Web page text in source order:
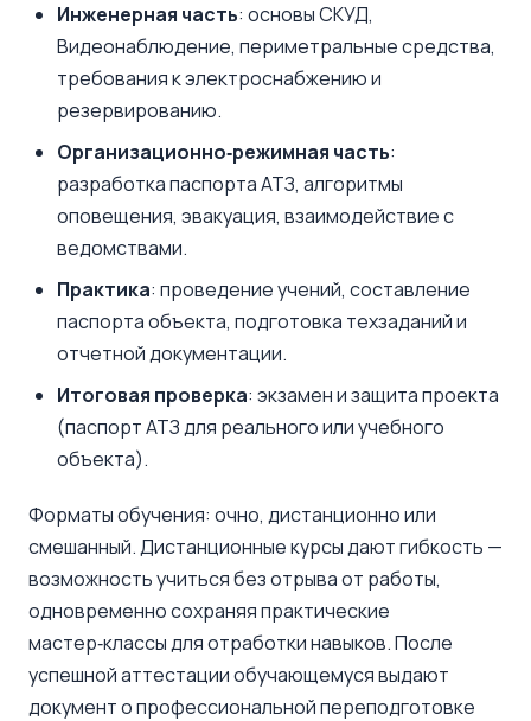
Инженерная часть: основы СКУД,
Видеонаблюдение, периметральные средства,
требования к электроснабжению и
резервированию.
Организационно‑режимная часть:
разработка паспорта АТЗ, алгоритмы
оповещения, эвакуация, взаимодействие с
ведомствами.
Практика: проведение учений, составление
паспорта объекта, подготовка техзаданий и
отчетной документации.
Итоговая проверка: экзамен и защита проекта
(паспорт АТЗ для реального или учебного
объекта).
Форматы обучения: очно, дистанционно или
смешанный. Дистанционные курсы дают гибкость —
возможность учиться без отрыва от работы,
одновременно сохраняя практические
мастер‑классы для отработки навыков. После
успешной аттестации обучающемуся выдают
документ о профессиональной переподготовке